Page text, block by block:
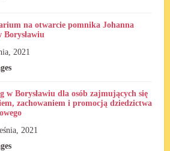
na otwarcie pomnika Johanna
Borysławiu
2021
w Borysławiu dla osób zajmujących się
zachowaniem i promocją dziedzictwa
2021